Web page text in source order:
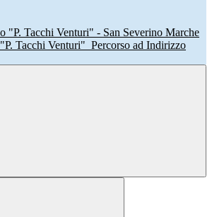
"P. Tacchi Venturi" Percorso ad Indirizzo